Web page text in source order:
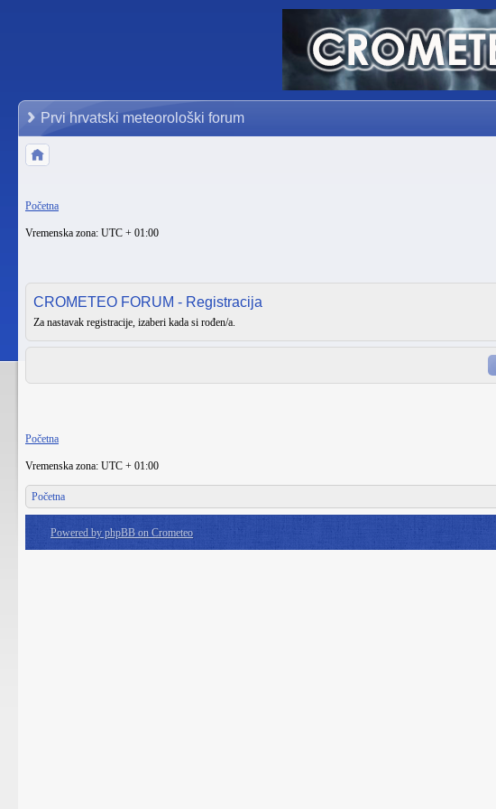
Prvi hrvatski meteorološki forum
Početna
Vremenska zona: UTC + 01:00
CROMETEO FORUM - Registracija
Za nastavak registracije, izaberi kada si rođen/a.
Početna
Vremenska zona: UTC + 01:00
Početna
Powered by phpBB on Crometeo